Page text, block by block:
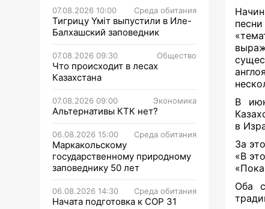
07.08.2026 10:00 Среда обитания
Тигрицу Үміт выпустили в Иле-
Балхашский заповедник
07.08.2026 09:30 Общество
Что происходит в лесах
Казахстана
07.08.2026 09:00 Экономика
Альтернативы КТК нет?
06.08.2026 15:00 Среда обитания
Маркакольскому
государственному природному
заповеднику 50 лет
06.08.2026 14:30 Среда обитания
Начата подготовка к СОР 31
В
в
За
«В
Оба